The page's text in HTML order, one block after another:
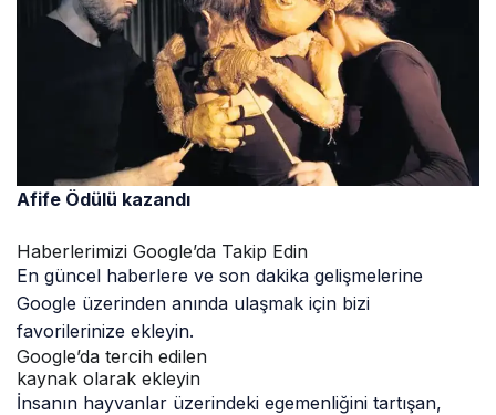
Afife Ödülü kazandı
Haberlerimizi Google’da Takip Edin
En güncel haberlere ve son dakika gelişmelerine
Google üzerinden anında ulaşmak için bizi
favorilerinize ekleyin.
Google’da tercih edilen
kaynak olarak ekleyin
İnsanın hayvanlar üzerindeki egemenliğini tartışan,